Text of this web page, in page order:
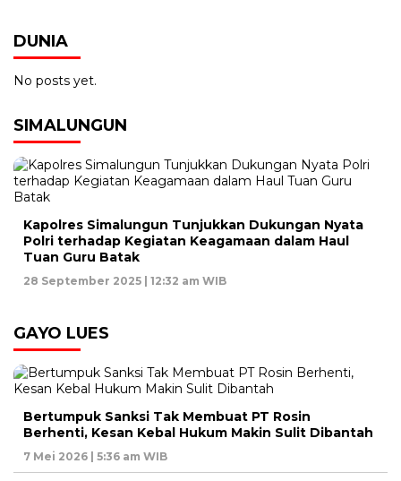
DUNIA
No posts yet.
SIMALUNGUN
Kapolres Simalungun Tunjukkan Dukungan Nyata
Polri terhadap Kegiatan Keagamaan dalam Haul
Tuan Guru Batak
28 September 2025 | 12:32 am WIB
GAYO LUES
Bertumpuk Sanksi Tak Membuat PT Rosin
Berhenti, Kesan Kebal Hukum Makin Sulit Dibantah
7 Mei 2026 | 5:36 am WIB